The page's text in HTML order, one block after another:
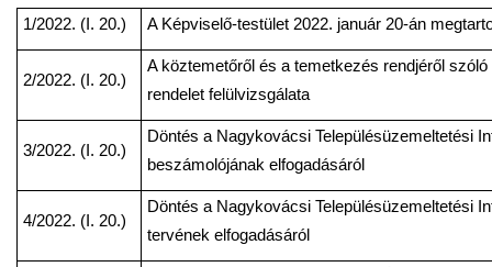
1/2022. (I. 20.) A Képviselő-testület 2022. január 20-án
2/2022. (I. 20.)
A köztemetőről és a temetkezés rendjéről
rendelet felülvizsgálata
3/2022. (I. 20.)
Döntés a Nagykovácsi Településüzemeltetési
beszámolójának elfogadásáról
4/2022. (I. 20.)
Döntés a Nagykovácsi Településüzemeltetési
tervének elfogadásáról